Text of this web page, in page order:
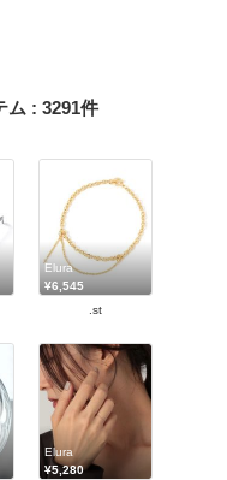
ム : 3291件
Elura
¥6,545
.st
Elura
¥5,280